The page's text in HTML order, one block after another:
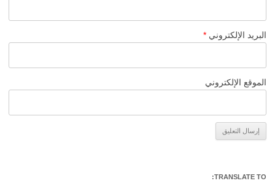
البريد الإلكتروني *
الموقع الإلكتروني
TRANSLATE TO: